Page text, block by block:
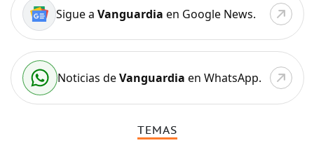
Sigue a Vanguardia en Google News.
Noticias deVanguardia en WhatsApp.
TEMAS